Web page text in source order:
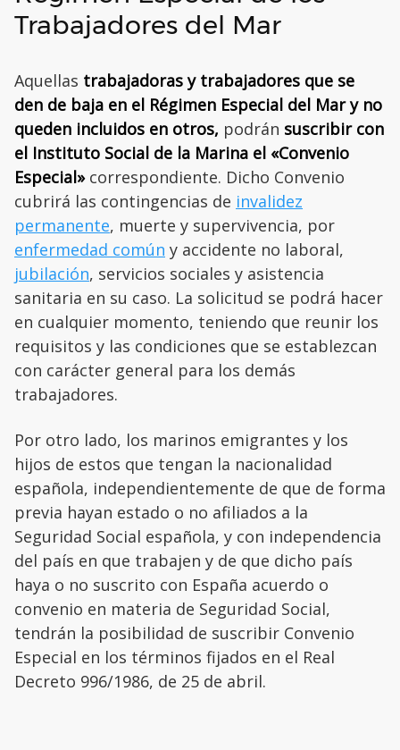
Trabajadores del Mar
Aquellas trabajadoras y trabajadores que se
den de baja en el Régimen Especial del Mar y no
queden incluidos en otros, podrán suscribir con
el Instituto Social de la Marina el «Convenio
Especial»correspondiente. Dicho Convenio
cubrirá las contingencias de invalidez
permanente, muerte y supervivencia, por
enfermedad común y accidente no laboral,
jubilación, servicios sociales y asistencia
sanitaria en su caso. La solicitud se podrá hacer
en cualquier momento, teniendo que reunir los
requisitos y las condiciones que se establezcan
con carácter general para los demás
trabajadores.
Por otro lado, los marinos emigrantes y los
hijos de estos que tengan la nacionalidad
española, independientemente de que de forma
previa hayan estado o no afiliados a la
Seguridad Social española, y con independencia
del país en que trabajen y de que dicho país
haya o no suscrito con España acuerdo o
convenio en materia de Seguridad Social,
tendrán la posibilidad de suscribir Convenio
Especial en los términos fijados en el Real
Decreto 996/1986, de 25 de abril.